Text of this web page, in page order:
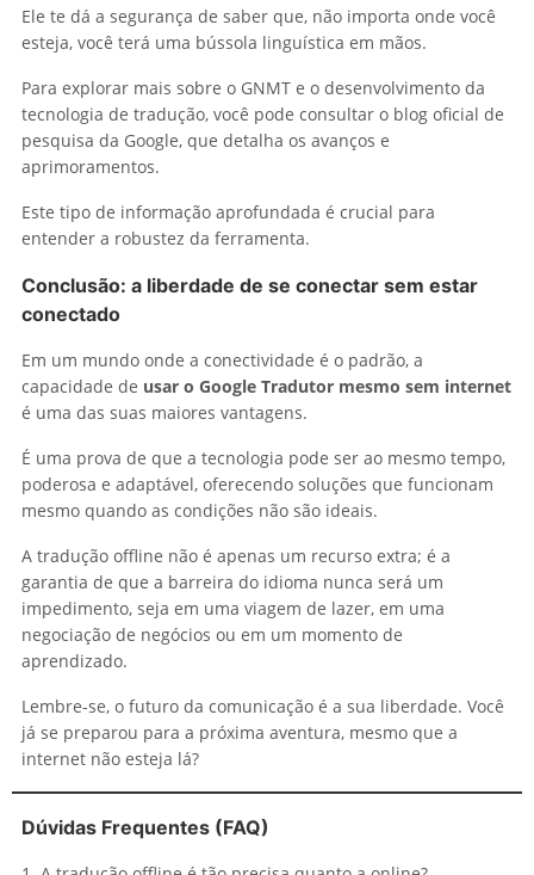
Ele te dá a segurança de saber que, não importa onde você
esteja, você terá uma bússola linguística em mãos.
Para explorar mais sobre o GNMT e o desenvolvimento da
tecnologia de tradução, você pode consultar o blog oficial de
pesquisa da Google, que detalha os avanços e
aprimoramentos.
Este tipo de informação aprofundada é crucial para
entender a robustez da ferramenta.
Conclusão: a liberdade de se conectar sem estar
conectado
Em um mundo onde a conectividade é o padrão, a
capacidade de usar o Google Tradutor mesmo sem internet
é uma das suas maiores vantagens.
É uma prova de que a tecnologia pode ser ao mesmo tempo,
poderosa e adaptável, oferecendo soluções que funcionam
mesmo quando as condições não são ideais.
A tradução offline não é apenas um recurso extra; é a
garantia de que a barreira do idioma nunca será um
impedimento, seja em uma viagem de lazer, em uma
negociação de negócios ou em um momento de
aprendizado.
Lembre-se, o futuro da comunicação é a sua liberdade. Você
já se preparou para a próxima aventura, mesmo que a
internet não esteja lá?
Dúvidas Frequentes (FAQ)